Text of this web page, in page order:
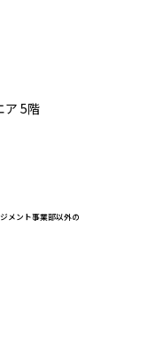
ア 5階
メント事業部以外の